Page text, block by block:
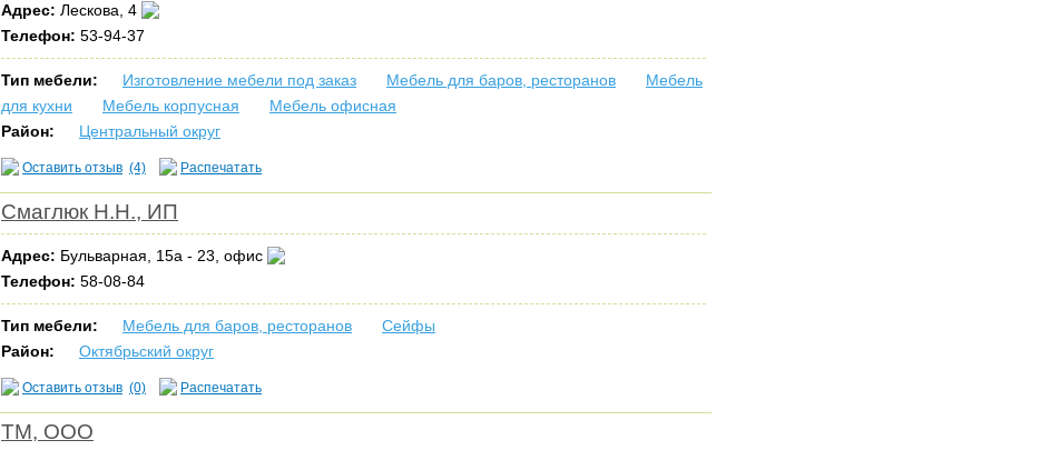
Адрес: Лескова, 4
Телефон: 53-94-37
Тип мебели: Изготовление мебели под заказ Мебель для баров, ресторанов
Мебель
для кухни
Мебель корпусная
Мебель офисная
Район:
Центральный округ
Оставить отзыв (4) Распечатать
Смаглюк Н.Н., ИП
Адрес: Бульварная, 15а - 23, офис
Телефон: 58-08-84
Тип мебели: Мебель для баров, ресторанов
Сейфы
Район:
Октябрьский округ
Оставить отзыв (0) Распечатать
ТМ, ООО